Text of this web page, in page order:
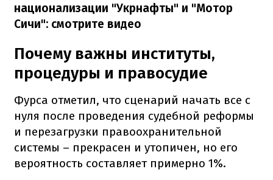
национализации "Укрнафты" и "Мотор
Сичи": смотрите видео
Почему важны институты,
процедуры и правосудие
Фурса отметил, что сценарий начать все с
нуля после проведения судебной реформы
и перезагрузки правоохранительной
системы – прекрасен и утопичен, но его
вероятность составляет примерно 1%.